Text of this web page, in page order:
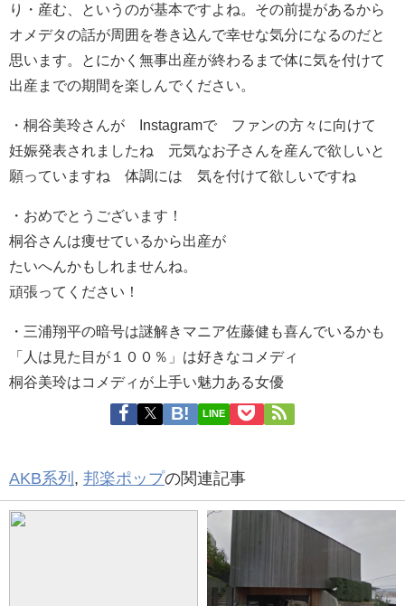
り・産む、というのが基本ですよね。その前提があるから
オメデタの話が周囲を巻き込んで幸せな気分になるのだと
思います。とにかく無事出産が終わるまで体に気を付けて
出産までの期間を楽しんでください。
・ 桐谷美玲さんが Instagramで ファンの方々に向けて
妊娠発表されましたね 元気なお子さんを産んで欲しいと
願っていますね 体調には 気を付けて欲しいですね
・ おめでとうございます！
桐谷さんは痩せているから出産が
たいへんかもしれませんね。
頑張ってください！
・ 三浦翔平の暗号は謎解きマニア佐藤健も喜んでいるかも
「人は見た目が１００％」は好きなコメディ
桐谷美玲はコメディが上手い魅力ある女優
LINE
AKB系列 邦楽ポップの関連記事